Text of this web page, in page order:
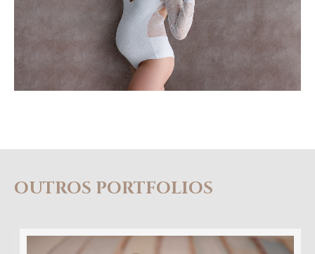
OUTROS PORTFOLIOS